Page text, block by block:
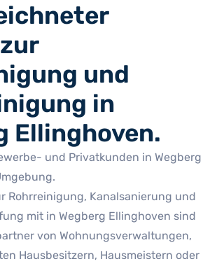
und
in
Ellinghoven.
und Privatkunden in Wegberg
Rohrreinigung, Kanalsanierung und
mit in Wegberg Ellinghoven sind
von Wohnungsverwaltungen,
Hausbesitzern, Hausmeistern oder